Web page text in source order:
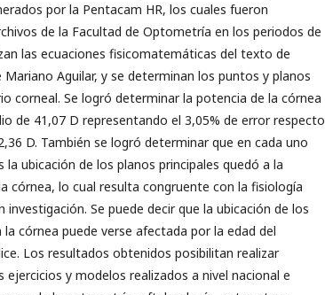
por la Pentacam HR, los cuales fueron
de la Facultad de Optometría en los periodos de
las ecuaciones fisicomatemáticas del texto de
Mariano Aguilar, y se determinan los puntos y planos
corneal. Se logró determinar la potencia de la córnea
de 41,07 D representando el 3,05% de error respecto
D. También se logró determinar que en cada uno
ubicación de los planos principales quedó a la
córnea, lo cual resulta congruente con la fisiología
Se puede decir que la ubicación de los
la córnea puede verse afectada por la edad del
Los resultados obtenidos posibilitan realizar
ejercicios y modelos realizados a nivel nacional e